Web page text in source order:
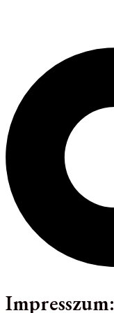
Impresszum: